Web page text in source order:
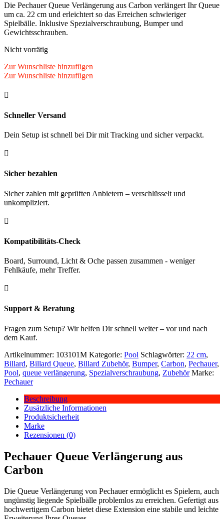
Die Pechauer Queue Verlängerung aus Carbon verlängert Ihr Queue
um ca. 22 cm und erleichtert so das Erreichen schwieriger
Spielbälle. Inklusive Spezialverschraubung, Bumper und
Gewichtsschrauben.
Nicht vorrätig
Zur Wunschliste hinzufügen
Zur Wunschliste hinzufügen

Schneller Versand
Dein Setup ist schnell bei Dir mit Tracking und sicher verpackt.

Sicher bezahlen
Sicher zahlen mit geprüften Anbietern – verschlüsselt und
unkompliziert.

Kompatibilitäts-Check
Board, Surround, Licht & Oche passen zusammen - weniger
Fehlkäufe, mehr Treffer.

Support & Beratung
Fragen zum Setup? Wir helfen Dir schnell weiter – vor und nach
dem Kauf.
Artikelnummer: 103101M Kategorie: Pool Schlagwörter: 22 cm,
Billard, Billard Queue, Billard Zubehör, Bumper, Carbon, Pechauer,
Pool, queue verlängerung, Spezialverschraubung, Zubehör Marke:
Pechauer
Beschreibung
Zusätzliche Informationen
Produktsicherheit
Marke
Rezensionen (0)
Pechauer Queue Verlängerung aus
Carbon
Die Queue Verlängerung von Pechauer ermöglicht es Spielern, auch
ungünstig liegende Spielbälle problemlos zu erreichen. Gefertigt aus
hochwertigem Carbon bietet diese Extension eine stabile und leichte